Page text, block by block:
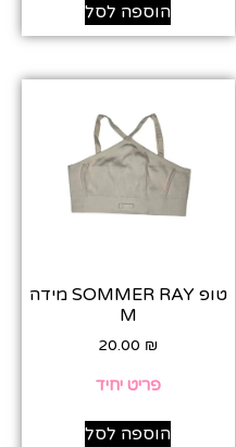
הוספה לסל
טופ SOMMER RAY מידה
M
20.00 ₪
פריט יחיד
הוספה לסל